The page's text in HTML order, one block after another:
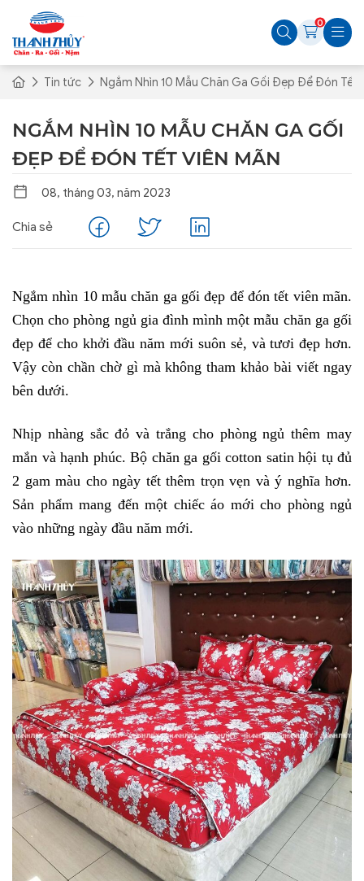
0
Tin tức Ngắm Nhìn 10 Mẫu Chăn Ga Gối Đẹp Để Đón Tết
NGẮM NHÌN 10 MẪU CHĂN GA GỐI
ĐẸP ĐỂ ĐÓN TẾT VIÊN MÃN
08, tháng 03, năm 2023
Chia sẻ
Ngắm nhìn 10 mẫu chăn ga gối đẹp để đón tết viên mãn.
Chọn cho phòng ngủ gia đình mình một mẫu chăn ga gối
đẹp để cho khởi đầu năm mới suôn sẻ, và tươi đẹp hơn.
Vậy còn chần chờ gì mà không tham khảo bài viết ngay
bên dưới.
Nhịp nhàng sắc đỏ và trắng cho phòng ngủ thêm may
mắn và hạnh phúc. Bộ chăn ga gối cotton satin hội tụ đủ
2 gam màu cho ngày tết thêm trọn vẹn và ý nghĩa hơn.
Sản phẩm mang đến một chiếc áo mới cho phòng ngủ
vào những ngày đầu năm mới.